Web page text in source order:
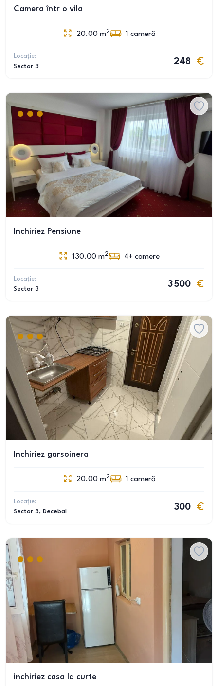
Camera într o vila
20.00 m2 1 cameră
Locație:
Sector 3
248
Inchiriez Pensiune
130.00 m2 4+ camere
Locație:
Sector 3
3 500
Inchiriez garsoinera
20.00 m2 1 cameră
Locație:
Sector 3, Decebal
300
inchiriez casa la curte